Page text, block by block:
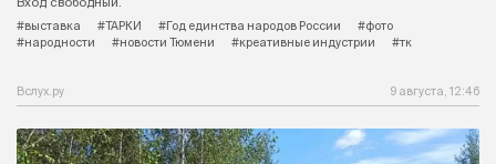
#выставка
#ТАРКИ #Год единства народов России
#фото
#народности
#новости Тюмени #креативные индустрии #тк
Вслух.ру 9 августа, 12:46